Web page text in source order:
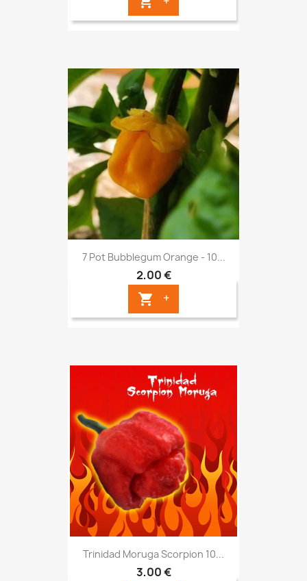
7 Pot Bubblegum Orange - 10...
2,00 €
 +
Trinidad Moruga Scorpion 10...
3,00 €